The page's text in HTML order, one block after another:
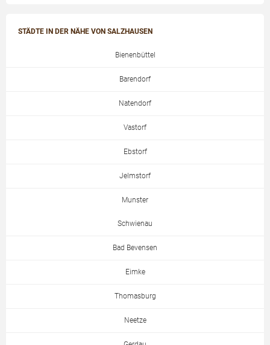
STÄDTE IN DER NÄHE VON SALZHAUSEN
Bienenbüttel
Barendorf
Natendorf
Vastorf
Ebstorf
Jelmstorf
Munster
Schwienau
Bad Bevensen
Eimke
Thomasburg
Neetze